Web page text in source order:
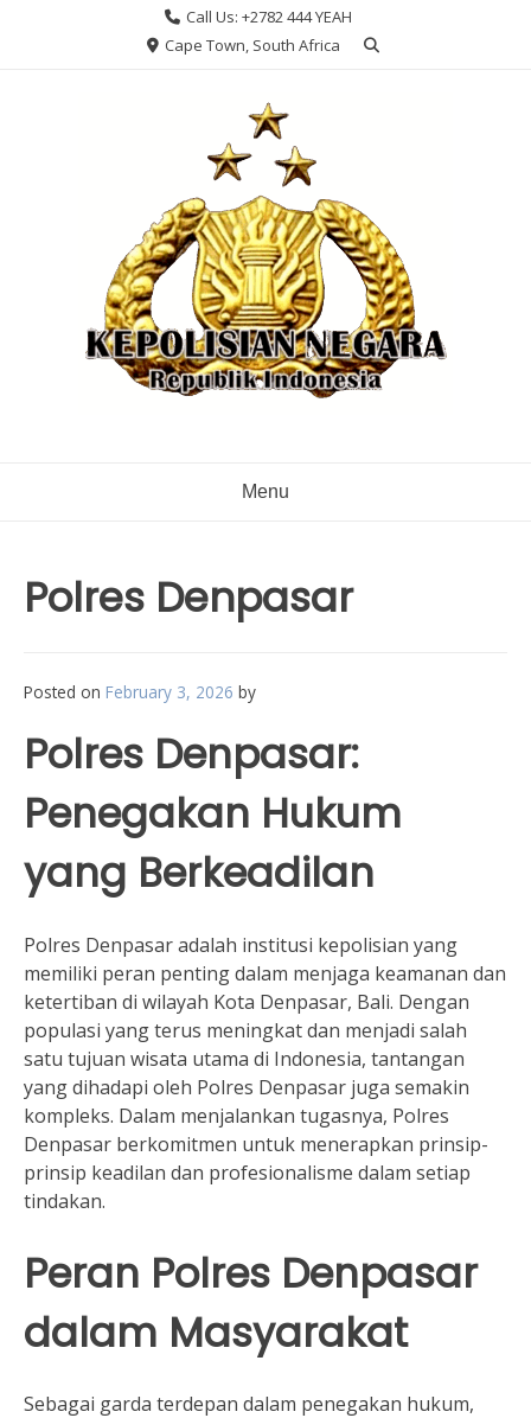
Call Us: +2782 444 YEAH
Cape Town, South Africa
Menu
Polres Denpasar
Posted on February 3, 2026 by
Polres Denpasar:
Penegakan Hukum
yang Berkeadilan
Polres Denpasar adalah institusi kepolisian yang
memiliki peran penting dalam menjaga keamanan dan
ketertiban di wilayah Kota Denpasar, Bali. Dengan
populasi yang terus meningkat dan menjadi salah
satu tujuan wisata utama di Indonesia, tantangan
yang dihadapi oleh Polres Denpasar juga semakin
kompleks. Dalam menjalankan tugasnya, Polres
Denpasar berkomitmen untuk menerapkan prinsip-
prinsip keadilan dan profesionalisme dalam setiap
tindakan.
Peran Polres Denpasar
dalam Masyarakat
Sebagai garda terdepan dalam penegakan hukum,